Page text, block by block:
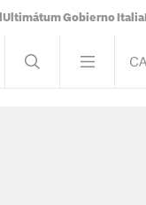
Ultimátum Gobierno Italia